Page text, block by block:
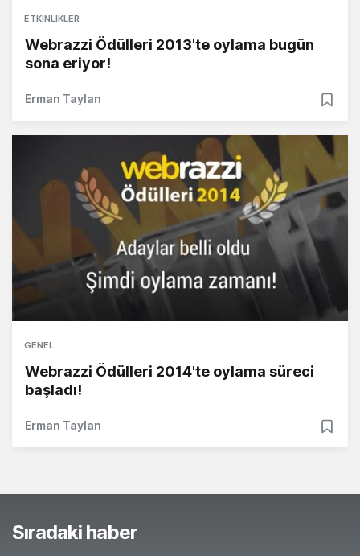
ETKINLIKLER
Webrazzi Ödülleri 2013'te oylama bugün
sona eriyor!
Erman Taylan
GENEL
Webrazzi Ödülleri 2014'te oylama süreci
başladı!
Erman Taylan
Sıradaki haber